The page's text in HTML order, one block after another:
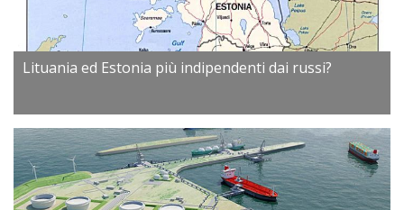
Lituania ed Estonia più indipendenti dai russi?